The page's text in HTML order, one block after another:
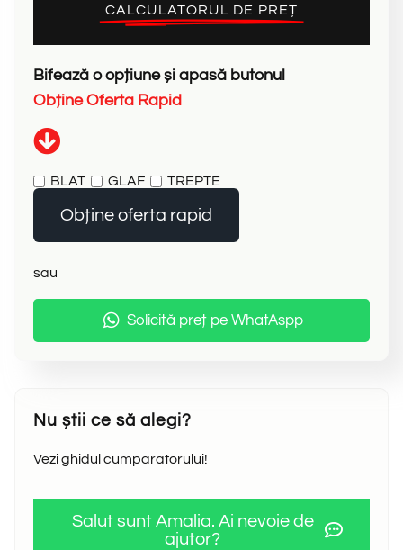
CALCULATORUL DE PREȚ
Bifează o opțiune și apasă butonul
Obține Oferta Rapid
BLAT GLAF TREPTE
Obține oferta rapid
sau
Solicită preț pe WhatAspp
Nu știi ce să alegi?
Vezi ghidul cumparatorului!
Salut sunt Amalia. Ai nevoie de
ajutor?